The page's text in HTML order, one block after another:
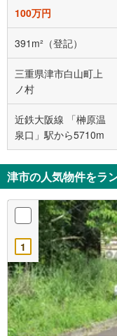
100万円
391m²（登記）
三重県津市白山町上
ノ村
近鉄大阪線 「榊原温
泉口」駅から5710m
津市の人気物件をラ
1